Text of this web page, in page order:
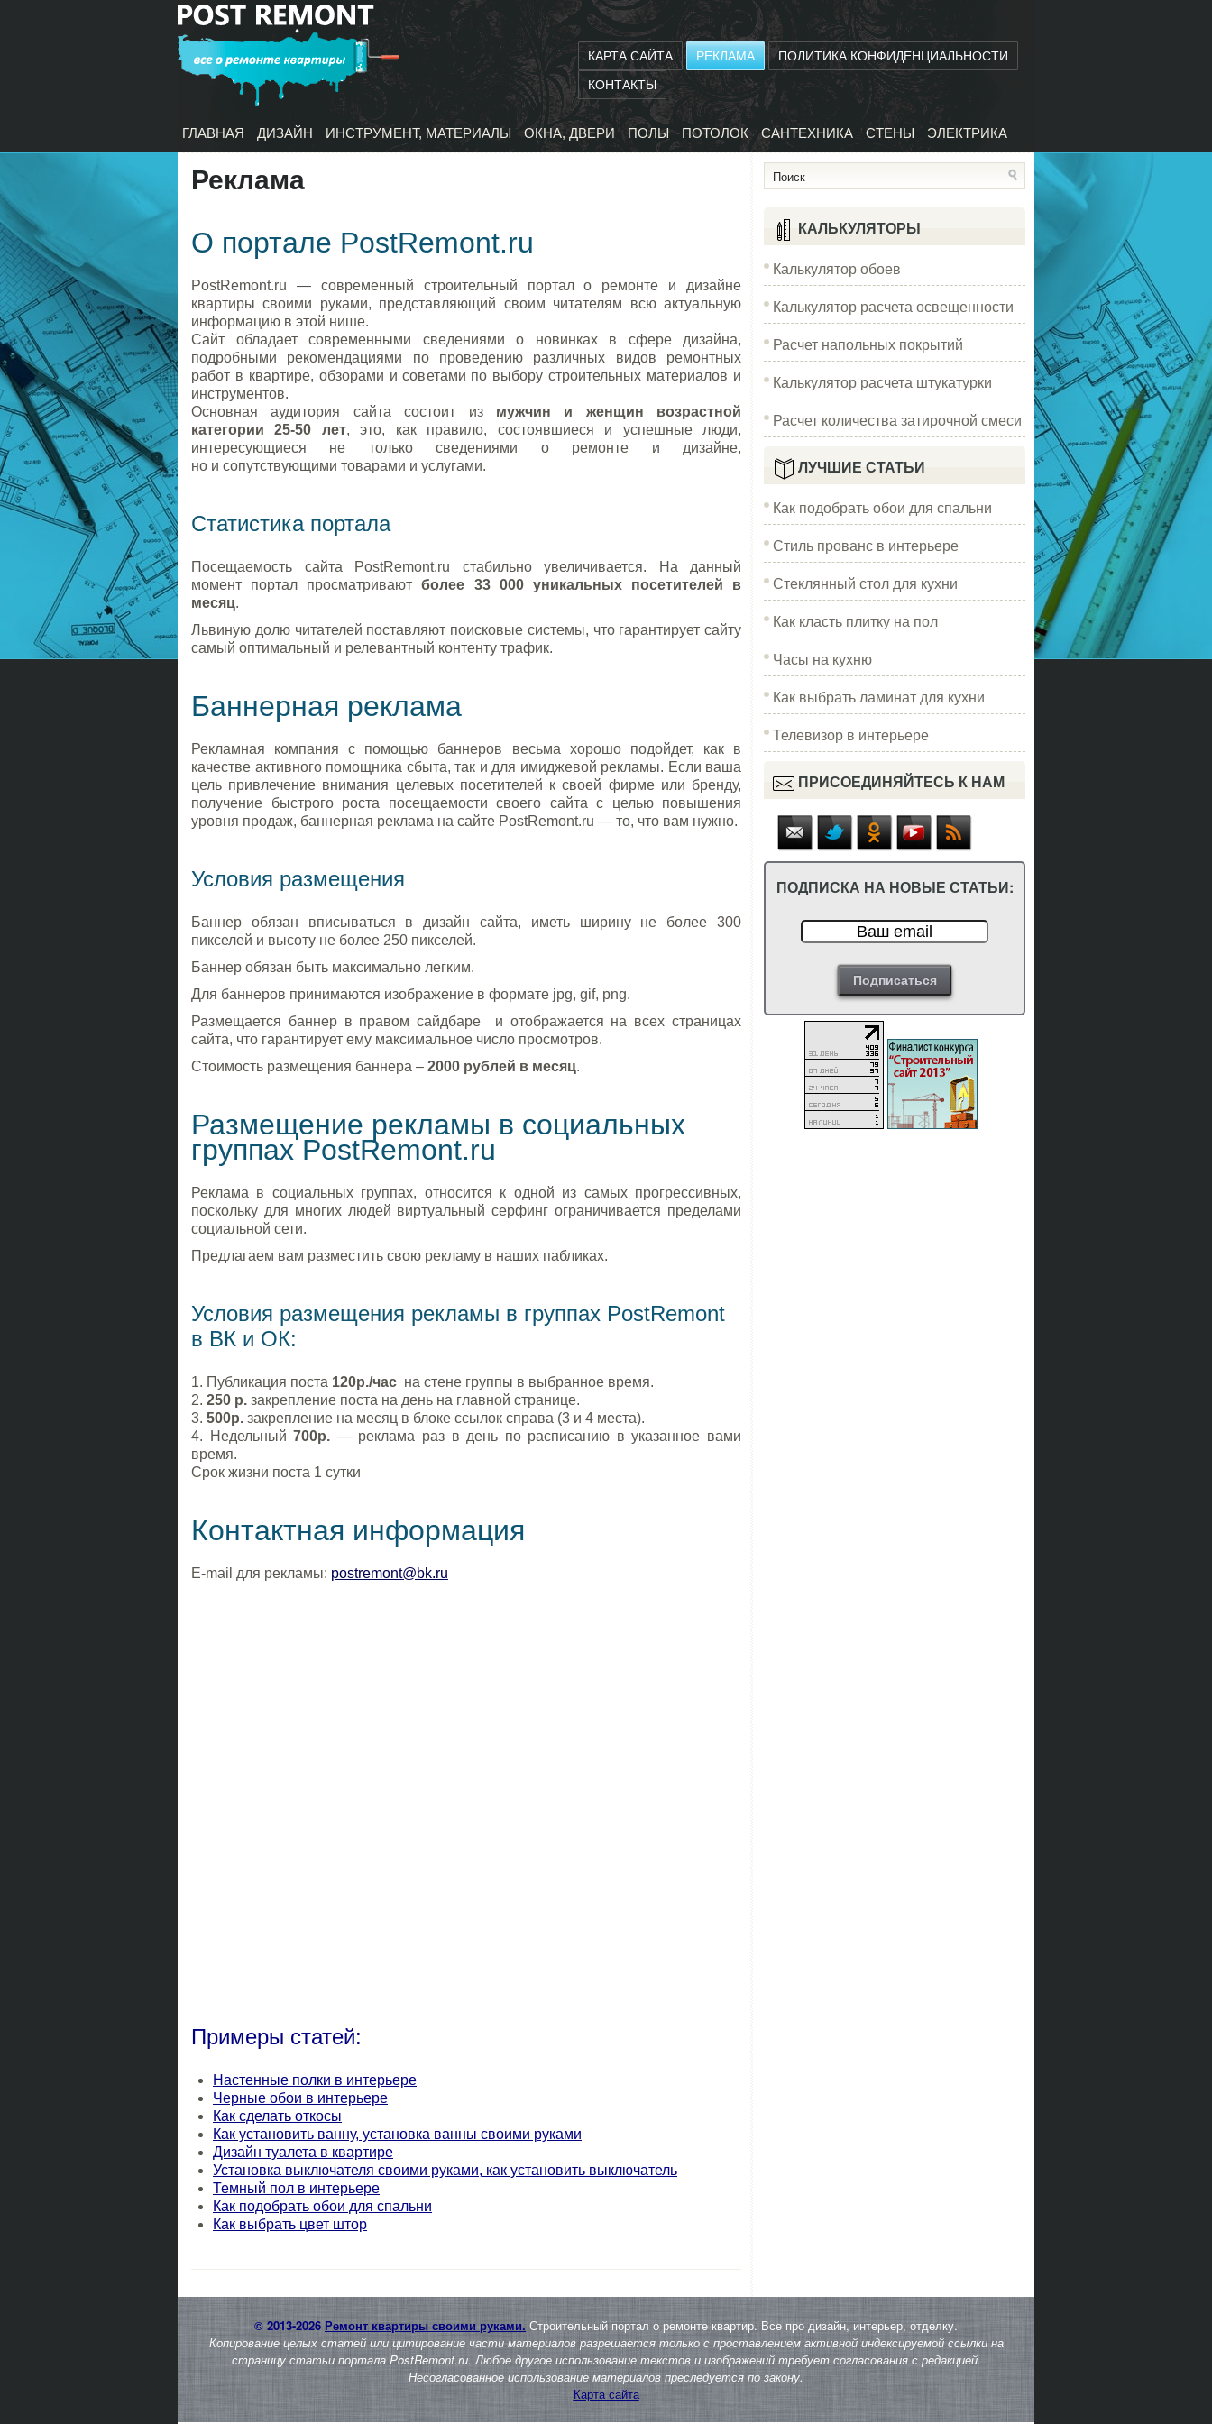
КАРТА САЙТА РЕКЛАМА
ПОЛИТИКА КОНФИДЕНЦИАЛЬНОСТИ
КОНТАКТЫ
ГЛАВНАЯ ДИЗАЙН ИНСТРУМЕНТ, МАТЕРИАЛЫ ОКНА, ДВЕРИ ПОЛЫ ПОТОЛОК САНТЕХНИКА СТЕНЫ ЭЛЕКТРИКА
Реклама
О портале PostRemont.ru
PostRemont.ru — современный строительный портал о ремонте и дизайне
квартиры своими руками, представляющий своим читателям всю актуальную
информацию в этой нише.
Сайт обладает современными сведениями о новинках в сфере дизайна,
подробными рекомендациями по проведению различных видов ремонтных
работ в квартире, обзорами и советами по выбору строительных материалов и
инструментов.
Основная аудитория сайта состоит из мужчин и женщин возрастной
категории 25-50 лет, это, как правило, состоявшиеся и успешные люди,
интересующиеся не только сведениями о ремонте и дизайне,
но и сопутствующими товарами и услугами.
Статистика портала
Посещаемость сайта PostRemont.ru стабильно увеличивается. На данный
момент портал просматриваютболее 33 000 уникальных посетителей в
месяц.
Львиную долю читателей поставляют поисковые системы, что гарантирует сайту
самый оптимальный и релевантный контенту трафик.
Баннерная реклама
Рекламная компания с помощью баннеров весьма хорошо подойдет, как в
качестве активного помощника сбыта, так и для имиджевой рекламы. Если ваша
цель привлечение внимания целевых посетителей к своей фирме или бренду,
получение быстрого роста посещаемости своего сайта с целью повышения
уровня продаж, баннерная реклама на сайте PostRemont.ru — то, что вам нужно.
Условия размещения
Баннер обязан вписываться в дизайн сайта, иметь ширину не более 300
пикселей и высоту не более 250 пикселей.
Баннер обязан быть максимально легким.
Для баннеров принимаются изображение в формате jpg, gif, png.
Размещается баннер в правом сайдбаре и отображается на всех страницах
сайта, что гарантирует ему максимальное число просмотров.
Стоимость размещения баннера – 2000 рублей в месяц.
Размещение рекламы в социальных
группах PostRemont.ru
Реклама в социальных группах, относится к одной из самых прогрессивных,
поскольку для многих людей виртуальный серфинг ограничивается пределами
социальной сети.
Предлагаем вам разместить свою рекламу в наших пабликах.
Условия размещения рекламы в группах PostRemont
в ВК и ОК:
1. Публикация поста 120р./час на стене группы в выбранное время.
2. 250 р. закрепление поста на день на главной странице.
3. 500р. закрепление на месяц в блоке ссылок справа (3 и 4 места).
4. Недельный700р. — реклама раз в день по расписанию в указанное вами
время.
Срок жизни поста 1 сутки
Контактная информация
E-mail для рекламы: postremont@bk.ru
Примеры статей:
Настенные полки в интерьере
Черные обои в интерьере
Как сделать откосы
Как установить ванну, установка ванны своими руками
Дизайн туалета в квартире
Установка выключателя своими руками, как установить выключатель
Темный пол в интерьере
Как подобрать обои для спальни
Как выбрать цвет штор
КАЛЬКУЛЯТОРЫ
Калькулятор обоев
Калькулятор расчета освещенности
Расчет напольных покрытий
Калькулятор расчета штукатурки
Расчет количества затирочной смеси
ЛУЧШИЕ СТАТЬИ
Как подобрать обои для спальни
Стиль прованс в интерьере
Стеклянный стол для кухни
Как класть плитку на пол
Часы на кухню
Как выбрать ламинат для кухни
Телевизор в интерьере
ПРИСОЕДИНЯЙТЕСЬ К НАМ
ПОДПИСКА НА НОВЫЕ СТАТЬИ:
© 2013-2026 Ремонт квартиры своими руками. Строительный портал о ремонте квартир. Все про дизайн, интерьер, отделку.
Копирование целых статей или цитирование части материалов разрешается только с проставлением активной индексируемой ссылки на
страницу статьи портала PostRemont.ru. Любое другое использование текстов и изображений требует согласования с редакцией.
Несогласованное использование материалов преследуется по закону.
Карта сайта